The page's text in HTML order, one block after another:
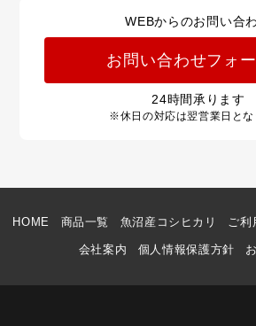
WEBからのお問い合
お問い合わせフォ
24時間承ります
※休日の対応は翌営業日とな
HOME 商品一覧 魚沼産コシヒカリ ご利
会社案内 個人情報保護方針